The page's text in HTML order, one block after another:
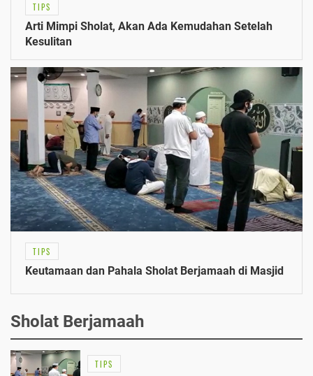
TIPS
Arti Mimpi Sholat, Akan Ada Kemudahan Setelah
Kesulitan
TIPS
Keutamaan dan Pahala Sholat Berjamaah di Masjid
Sholat Berjamaah
TIPS